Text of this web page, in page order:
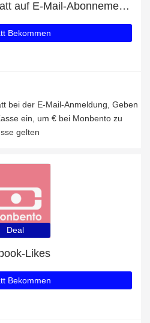
Erhalten Sie 5% Rabatt auf E-Mail-Abonnements
Bekommen
bei der E-Mail-Anmeldung, Geben
ein, um € bei Monbento zu
gelten
Deal
Likes
Bekommen